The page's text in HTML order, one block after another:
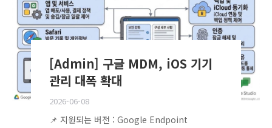
[Admin] 구글 MDM, iOS 기기
관리 대폭 확대
2026-06-08
📌 지원되는 버전 : Google Endpoint